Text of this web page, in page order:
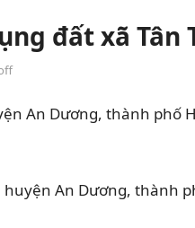
đất xã
An Dương, thành phố
An Dương, thành